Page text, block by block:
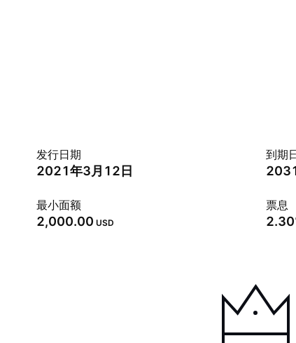
发行日期
2021年3月12日
到期
最小面额
2,000.00 USD
票息